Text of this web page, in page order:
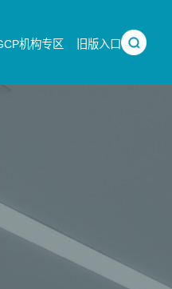
机构专区 旧版入口